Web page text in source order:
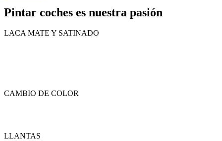
Pintar coches es nuestra pasión
LACA MATE Y SATINADO
CAMBIO DE COLOR
LLANTAS